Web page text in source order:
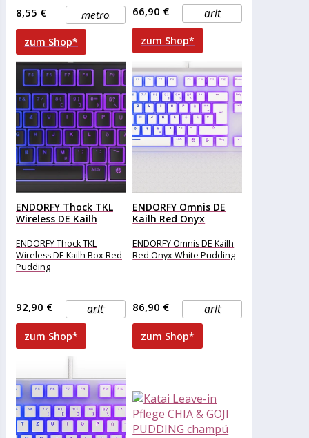
metro
8,55 €
zum Shop*
arlt
66,90 €
zum Shop*
ENDORFY Thock TKL
Wireless DE Kailh
ENDORFY Thock TKL
Wireless DE Kailh Box Red
Pudding
arlt
92,90 €
zum Shop*
ENDORFY Omnis DE
Kailh Red Onyx
ENDORFY Omnis DE Kailh
Red Onyx White Pudding
arlt
86,90 €
zum Shop*